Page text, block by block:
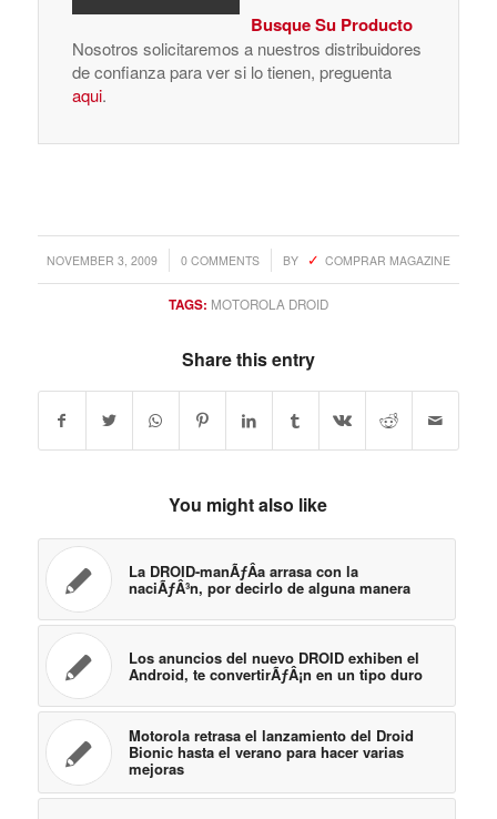
Busque Su Producto
Nosotros solicitaremos a nuestros distribuidores
de confianza para ver si lo tienen, preguenta
aqui.
NOVEMBER 3, 2009
/ 0 COMMENTS
/ BY COMPRAR MAGAZINE
TAGS: MOTOROLA DROID
Share this entry
You might also like
La DROID-manÃƒÂ­a arrasa con la
naciÃƒÂ³n, por decirlo de alguna manera
Los anuncios del nuevo DROID exhiben el
Android, te convertirÃƒÂ¡n en un tipo duro
Motorola retrasa el lanzamiento del Droid
Bionic hasta el verano para hacer varias
mejoras